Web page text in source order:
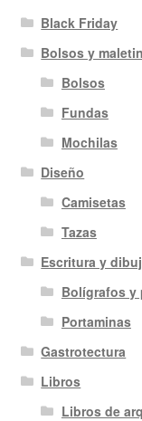
Black Friday
Bolsos y
Bolsos
Fundas
Mochilas
Diseño
Camisetas
Tazas
Escritura y
Bolígrafos y
Portaminas
Gastrotectura
Libros
Libros de